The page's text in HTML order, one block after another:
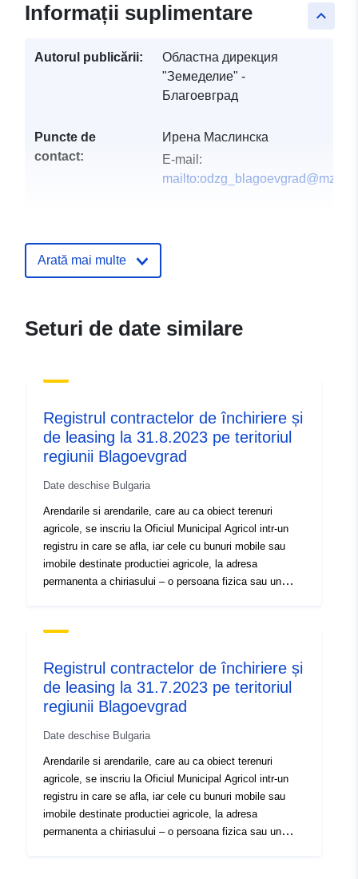
keyboard_arrow_up
Informații suplimentare
Autorul publicării:
Областна дирекция
"Земеделие" -
Благоевград
Puncte de
contact:
Ирена Маслинска
E-mail:
uriRef: http://data.europa.eu/88u/dataset/
Arată mai multe
Seturi de date similare
Registrul contractelor de închiriere și
de leasing la 31.8.2023 pe teritoriul
regiunii Blagoevgrad
Date deschise Bulgaria
Arendarile si arendarile, care au ca obiect terenuri
agricole, se inscriu la Oficiul Municipal Agricol intr-un
registru in care se afla, iar cele cu bunuri mobile sau
imobile destinate productiei agricole, la adresa
permanenta a chiriasului – o persoana fizica sau un
Registrul contractelor de închiriere și
de leasing la 31.7.2023 pe teritoriul
regiunii Blagoevgrad
Date deschise Bulgaria
Arendarile si arendarile, care au ca obiect terenuri
agricole, se inscriu la Oficiul Municipal Agricol intr-un
registru in care se afla, iar cele cu bunuri mobile sau
imobile destinate productiei agricole, la adresa
permanenta a chiriasului – o persoana fizica sau un